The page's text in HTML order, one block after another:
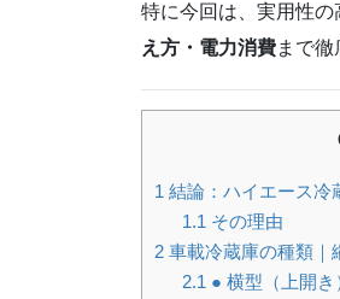
特に今回は、実用性
え方・電力消費まで徹
1 結論：ハイエース冷
1.1 その理由
2 車載冷蔵庫の種類｜
2.1 ● 横型（上開